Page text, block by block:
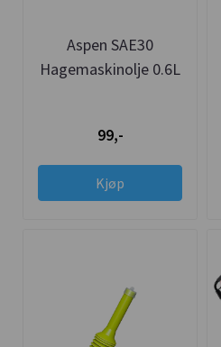
Aspen SAE30
Hagemaskinolje 0.6L
99,-
Kjøp